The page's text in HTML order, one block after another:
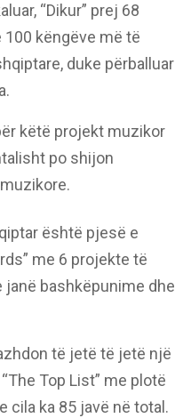
“Dikur” prej 68
100 këngëve më të
duke përballuar
këtë projekt muzikor
po shijon
është pjesë e
me 6 projekte të
bashkëpunime dhe
të jetë të jetë një
Top List” me plotë
cila ka 85 javë në total.